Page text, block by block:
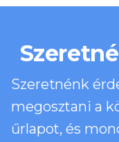
Szeretnénk
megosztani a
űrlapot, és